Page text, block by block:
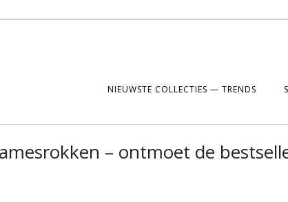
NIEUWSTE COLLECTIES — TRENDS
– ontmoet de